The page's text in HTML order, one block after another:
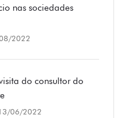
nas sociedades
2022
do consultor do
06/2022